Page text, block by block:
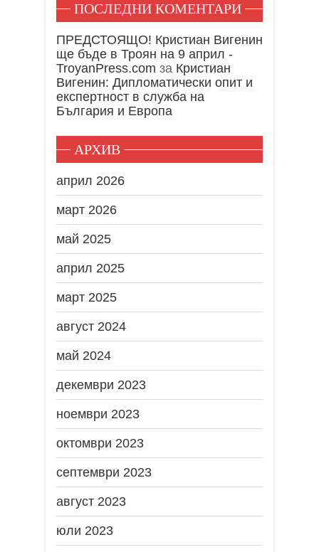
ПОСЛЕДНИ КОМЕНТАРИ
ПРЕДСТОЯЩО! Кристиан Вигенин
ще бъде в Троян на 9 април -
TroyanPress.com за Кристиан
Вигенин: Дипломатически опит и
експертност в служба на
България и Европа
АРХИВ
април 2026
март 2026
май 2025
април 2025
март 2025
август 2024
май 2024
декември 2023
ноември 2023
октомври 2023
септември 2023
август 2023
юли 2023